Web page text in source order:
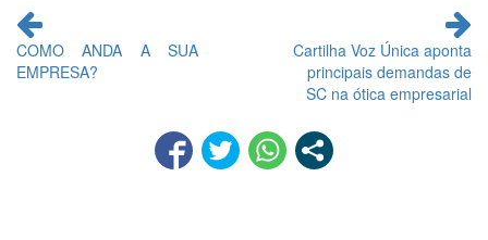
Continue
lendo
COMO ANDA A SUA
EMPRESA?
Cartilha Voz Única aponta
principais demandas de
SC na ótica empresarial